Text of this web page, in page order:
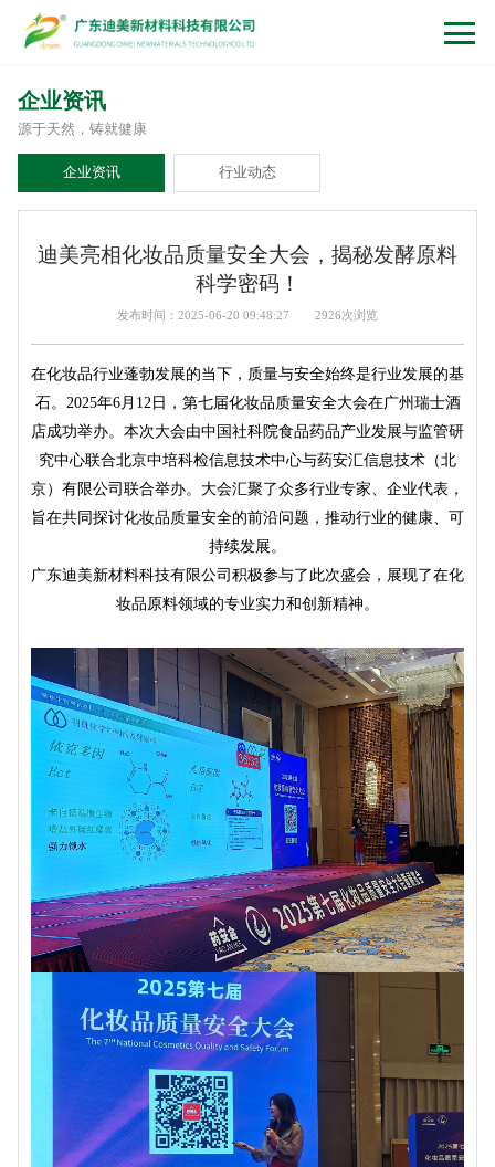
企业资讯
源于天然，铸就健康
企业资讯 行业动态
迪美亮相化妆品质量安全大会，揭秘发酵原料
科学密码！
发布时间：2025-06-20 09:48:27 2926次浏览
在化妆品行业蓬勃发展的当下，质量与安全始终是行业发展的基
石。2025年6月12日，第七届化妆品质量安全大会在广州瑞士酒
店成功举办。本次大会由中国社科院食品药品产业发展与监管研
究中心联合北京中培科检信息技术中心与药安汇信息技术（北
京）有限公司联合举办。大会汇聚了众多行业专家、企业代表，
旨在共同探讨化妆品质量安全的前沿问题，推动行业的健康、可
持续发展。
广东迪美新材料科技有限公司积极参与了此次盛会，展现了在化
妆品原料领域的专业实力和创新精神。